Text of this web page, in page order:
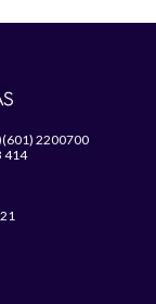
2200700
414